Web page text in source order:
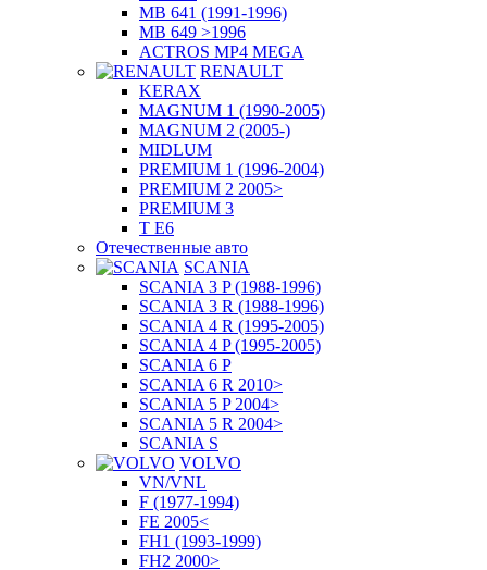
MB 641 (1991-1996)
MB 649 >1996
ACTROS MP4 MEGA
RENAULT
KERAX
MAGNUM 1 (1990-2005)
MAGNUM 2 (2005-)
MIDLUM
PREMIUM 1 (1996-2004)
PREMIUM 2 2005>
PREMIUM 3
T E6
Отечественные авто
SCANIA
SCANIA 3 P (1988-1996)
SCANIA 3 R (1988-1996)
SCANIA 4 R (1995-2005)
SCANIA 4 P (1995-2005)
SCANIA 6 P
SCANIA 6 R 2010>
SCANIA 5 P 2004>
SCANIA 5 R 2004>
SCANIA S
VOLVO
VN/VNL
F (1977-1994)
FE 2005<
FH1 (1993-1999)
FH2 2000>